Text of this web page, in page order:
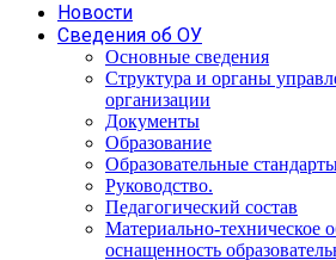
Новости
Сведения об ОУ
Основные сведения
Структура и органы
организации
Документы
Образование
Образовательные
Руководство.
Педагогический состав
Материально-техническое
оснащенность